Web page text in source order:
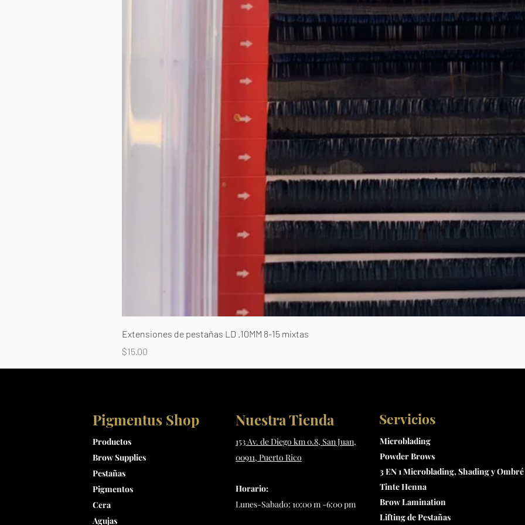
Extensiones de pestañas LD .10MM 8-15 mixtas
Precio
$15.00
Pigmentus Shop
Productos
Brow Supplies
Pestañas
Pigmentos
Cera
Agujas
Nuestra Tienda
153 Av. de Diego km 0.8, San Juan,
00911, Puerto Rico
Horario:
Lunes-Sabado: 10:00 m -6:00 pm
Servicios
Microblading
Powder Brows
3 EN 1 Microblading, Shading y Ombré
Tinte Henna
Brow Lamination
Lifting de Pestañas